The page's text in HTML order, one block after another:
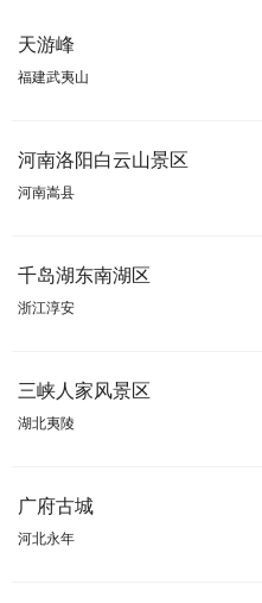
天游峰
福建武夷山
河南洛阳白云山景区
河南嵩县
千岛湖东南湖区
浙江淳安
三峡人家风景区
湖北夷陵
广府古城
河北永年